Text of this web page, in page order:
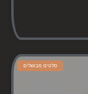
סלטים מבושלים